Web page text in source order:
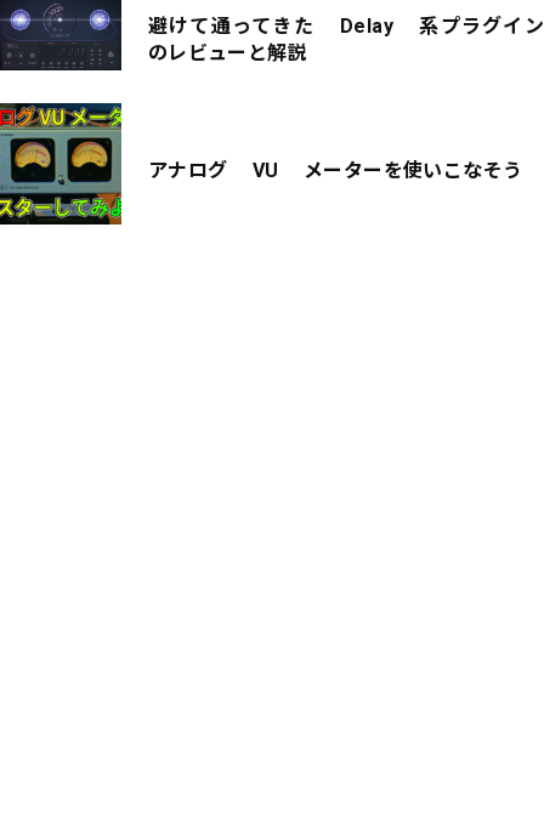
避けて通ってきた Delay 系プラグイン
のレビューと解説
アナログ VU メーターを使いこなそう